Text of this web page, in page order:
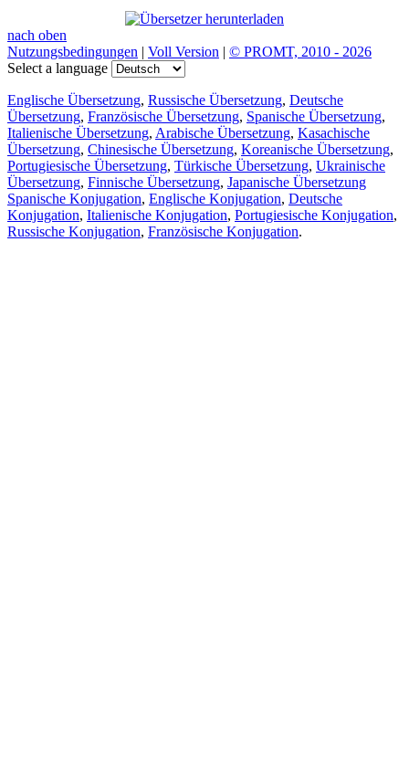
nach oben
Nutzungsbedingungen | Voll Version | © PROMT, 2010 - 2026
Select a language
Englische Übersetzung, Russische Übersetzung, Deutsche
Übersetzung, Französische Übersetzung, Spanische Übersetzung,
Italienische Übersetzung, Arabische Übersetzung, Kasachische
Übersetzung, Chinesische Übersetzung, Koreanische Übersetzung,
Portugiesische Übersetzung, Türkische Übersetzung, Ukrainische
Übersetzung, Finnische Übersetzung, Japanische Übersetzung
Spanische Konjugation, Englische Konjugation, Deutsche
Konjugation, Italienische Konjugation, Portugiesische Konjugation,
Russische Konjugation, Französische Konjugation.